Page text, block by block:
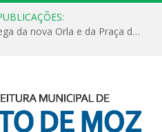
Últimos detalhes para a entrega da nova Orla e da Praça do Praião